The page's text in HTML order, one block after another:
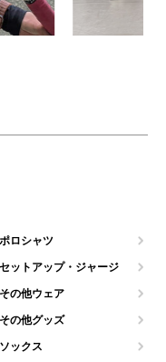
の作品
ポロシャツ
セットアップ・ジャージ
その他ウェア
その他グッズ
ソックス